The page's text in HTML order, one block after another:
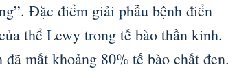
Đặc điểm giải phẫu bệnh điển
thể Lewy trong tế bào thần kinh.
mất khoảng 80% tế bào chất đen.